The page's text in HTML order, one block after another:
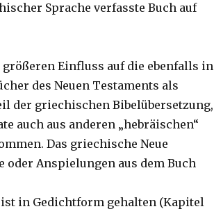
Sprache verfasste Buch auf
Einfluss auf die ebenfalls in
des Neuen Testaments als
der griechischen Bibelübersetzung,
auch aus anderen „hebräischen“
Das griechische Neue
Anspielungen aus dem Buch
in Gedichtform gehalten (Kapitel